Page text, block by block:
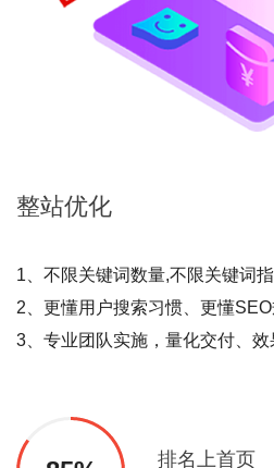
整站优化
1、不限关键词数量,不限关键词
2、更懂用户搜索习惯、更懂
3、专业团队实施，量化交付、效
排名上首页